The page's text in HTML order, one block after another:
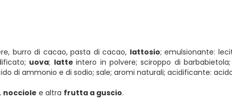
burro di cacao, pasta di cacao, lattosio; emulsionante:
uova; latteintero in polvere; sciroppo di
di ammonio e di sodio; sale; aromi naturali; acidificante:
, nocciole e altra frutta a guscio.